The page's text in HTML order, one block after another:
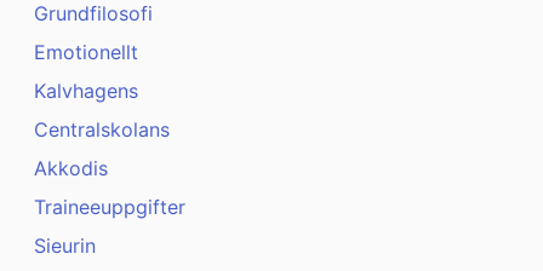
Grundfilosofi
Emotionellt
Kalvhagens
Centralskolans
Akkodis
Traineeuppgifter
Sieurin